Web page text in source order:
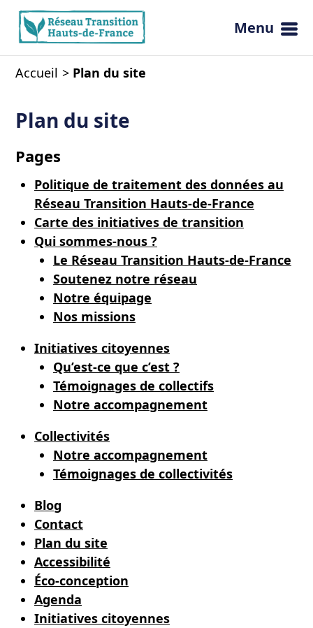
Ouvrir
Menu
Accueil Plan du site
Plan du site
Pages
Politique de traitement des données au
Réseau Transition Hauts-de-France
Carte des initiatives de transition
Qui sommes-nous ?
Le Réseau Transition Hauts-de-France
Soutenez notre réseau
Notre équipage
Nos missions
Initiatives citoyennes
Qu’est-ce que c’est ?
Témoignages de collectifs
Notre accompagnement
Collectivités
Notre accompagnement
Témoignages de collectivités
Blog
Contact
Plan du site
Accessibilité
Éco-conception
Agenda
Initiatives citoyennes